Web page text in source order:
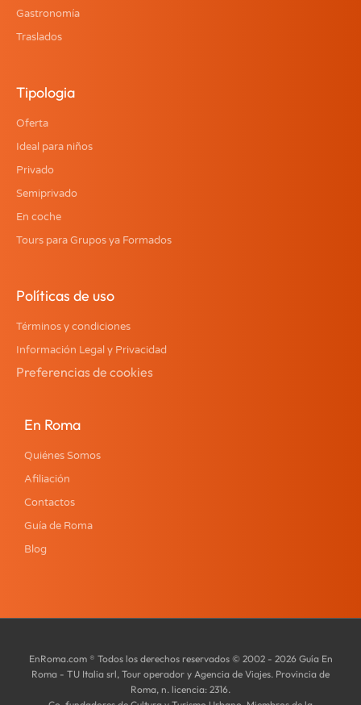
Gastronomía
Traslados
Tipologia
Oferta
Ideal para niños
Privado
Semiprivado
En coche
Tours para Grupos ya Formados
Políticas de uso
Términos y condiciones
Información Legal y Privacidad
Preferencias de cookies
En Roma
Quiénes Somos
Afiliación
Contactos
Guía de Roma
Blog
EnRoma.com ® Todos los derechos reservados © 2002 - 2026 Guía En
Roma - TU Italia srl, Tour operador y Agencia de Viajes. Provincia de
Roma, n. licencia: 2316.